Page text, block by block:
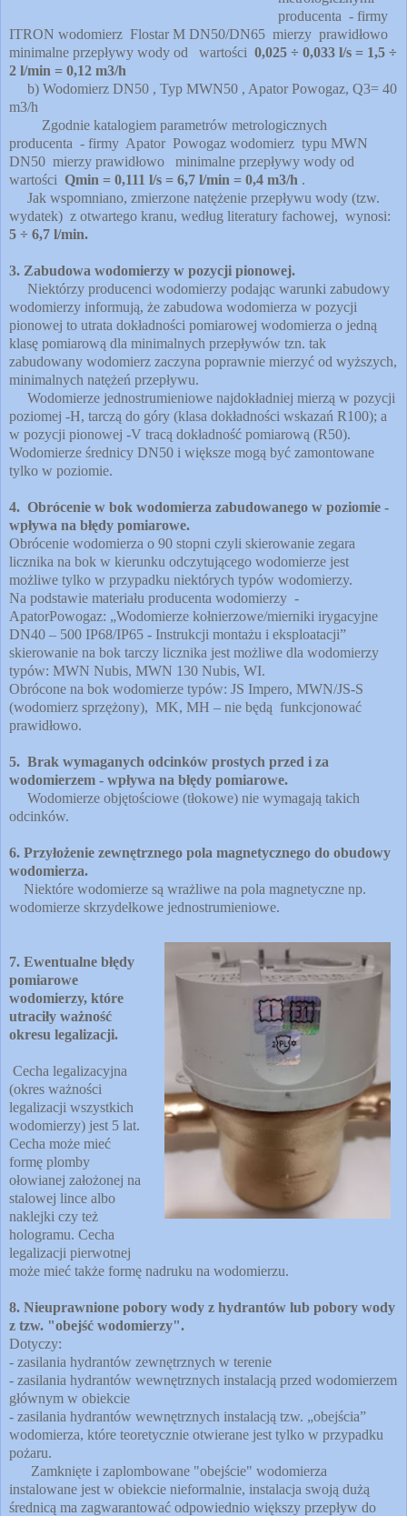
producenta - firmy
ITRON wodomierz Flostar M DN50/DN65 mierzy prawidłowo
minimalne przepływy wody od wartości 0,025 ÷ 0,033 l/s = 1,5 ÷
2 l/min = 0,12 m3/h
b) Wodomierz DN50 , Typ MWN50 , Apator Powogaz, Q3= 40
m3/h
Zgodnie katalogiem parametrów metrologicznych
producenta - firmy Apator Powogaz wodomierz typu MWN
DN50 mierzy prawidłowo minimalne przepływy wody od
wartości Qmin = 0,111 l/s = 6,7 l/min = 0,4 m3/h .
Jak wspomniano, zmierzone natężenie przepływu wody (tzw.
wydatek) z otwartego kranu, według literatury fachowej, wynosi:
5 ÷ 6,7 l/min.
3. Zabudowa wodomierzy w pozycji pionowej.
Niektórzy producenci wodomierzy podając warunki zabudowy
wodomierzy informują, że zabudowa wodomierza w pozycji
pionowej to utrata dokładności pomiarowej wodomierza o jedną
klasę pomiarową dla minimalnych przepływów tzn. tak
zabudowany wodomierz zaczyna poprawnie mierzyć od wyższych,
minimalnych natężeń przepływu.
Wodomierze jednostrumieniowe najdokładniej mierzą w pozycji
poziomej -H, tarczą do góry (klasa dokładności wskazań R100); a
w pozycji pionowej -V tracą dokładność pomiarową (R50).
Wodomierze średnicy DN50 i większe mogą być zamontowane
tylko w poziomie.
4. Obrócenie w bok wodomierza zabudowanego w poziomie -
wpływa na błędy pomiarowe.
Obrócenie wodomierza o 90 stopni czyli skierowanie zegara
licznika na bok w kierunku odczytującego wodomierze jest
możliwe tylko w przypadku niektórych typów wodomierzy.
Na podstawie materiału producenta wodomierzy -
ApatorPowogaz: „Wodomierze kołnierzowe/mierniki irygacyjne
DN40 – 500 IP68/IP65 - Instrukcji montażu i eksploatacji”
skierowanie na bok tarczy licznika jest możliwe dla wodomierzy
typów: MWN Nubis, MWN 130 Nubis, WI.
Obrócone na bok wodomierze typów: JS Impero, MWN/JS-S
(wodomierz sprzężony), MK, MH – nie będą funkcjonować
prawidłowo.
5. Brak wymaganych odcinków prostych przed i za
wodomierzem - wpływa na błędy pomiarowe.
Wodomierze objętościowe (tłokowe) nie wymagają takich
odcinków.
6. Przyłożenie zewnętrznego pola magnetycznego do obudowy
wodomierza.
Niektóre wodomierze są wrażliwe na pola magnetyczne np.
wodomierze skrzydełkowe jednostrumieniowe.
7. Ewentualne błędy
pomiarowe
wodomierzy, które
utraciły ważność
okresu legalizacji.
Cecha legalizacyjna
(okres ważności
legalizacji wszystkich
wodomierzy) jest 5 lat.
Cecha może mieć
formę plomby
ołowianej założonej na
stalowej lince albo
naklejki czy też
hologramu. Cecha
legalizacji pierwotnej
może mieć także formę nadruku na wodomierzu.
8. Nieuprawnione pobory wody z hydrantów lub pobory wody
z tzw. "obejść wodomierzy".
Dotyczy:
- zasilania hydrantów zewnętrznych w terenie
- zasilania hydrantów wewnętrznych instalacją przed wodomierzem
głównym w obiekcie
- zasilania hydrantów wewnętrznych instalacją tzw. „obejścia”
wodomierza, które teoretycznie otwierane jest tylko w przypadku
pożaru.
Zamknięte i zaplombowane "obejście" wodomierza
instalowane jest w obiekcie nieformalnie, instalacja swoją dużą
średnicą ma zagwarantować odpowiednio większy przepływ do